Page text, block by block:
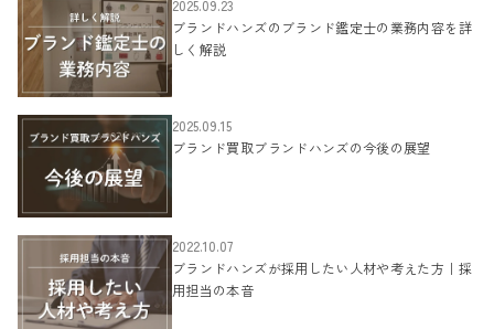
2025.09.23
ブランドハンズのブランド鑑定士の業務内容を詳
しく解説
2025.09.15
ブランド買取ブランドハンズの今後の展望
2022.10.07
ブランドハンズが採用したい人材や考えた方｜採
用担当の本音